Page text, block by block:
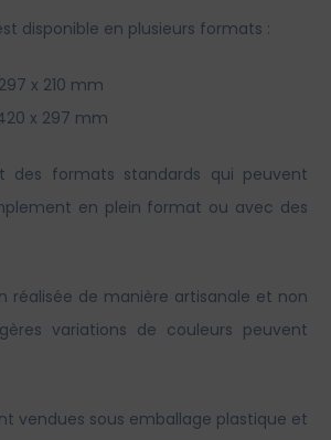
disponible en plusieurs formats :
x 210 mm
x 297 mm
des formats standards qui peuvent
en plein format ou avec des
réalisée de manière artisanale et non
variations de couleurs peuvent
vendues sous emballage plastique et